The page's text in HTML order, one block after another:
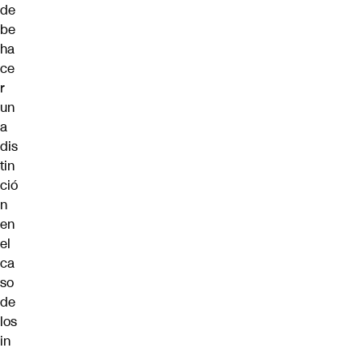
de
be
ha
ce
r
un
a
dis
tin
ció
n
en
el
ca
so
de
los
in